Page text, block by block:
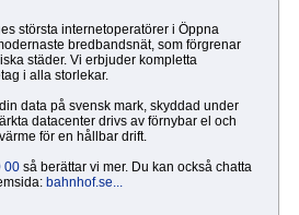
största internetoperatörer i Öppna
bredbandsnät, som förgrenar
städer. Vi erbjuder kompletta
i alla storlekar.
data på svensk mark, skyddad under
datacenter drivs av förnybar el och
för en hållbar drift.
00 så berättar vi mer. Du kan också chatta
bahnhof.se...